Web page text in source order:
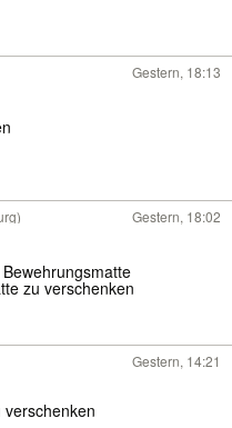
Gestern, 18:13
Gestern, 18:02
zu verschenken
Gestern, 14:21
verschenken